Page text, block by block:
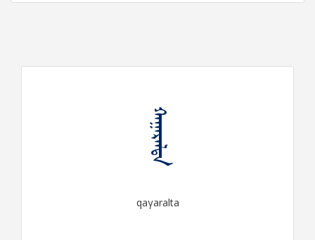
ᠬᠠᠭᠠᠷᠠᠯᠲᠠ
qaγaralta